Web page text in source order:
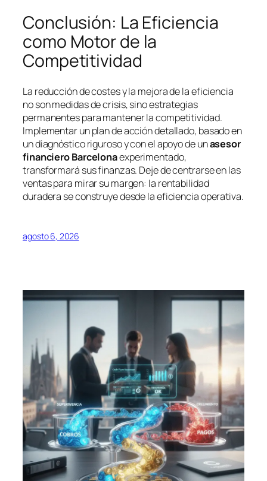
Conclusión: La Eficiencia
como Motor de la
Competitividad
La reducción de costes y la mejora de la eficiencia
no son medidas de crisis, sino estrategias
permanentes para mantener la competitividad.
Implementar un plan de acción detallado, basado en
un diagnóstico riguroso y con el apoyo de unasesor
financiero Barcelonaexperimentado,
transformará sus finanzas. Deje de centrarse en las
ventas para mirar su margen: la rentabilidad
duradera se construye desde la eficiencia operativa.
agosto 6, 2026